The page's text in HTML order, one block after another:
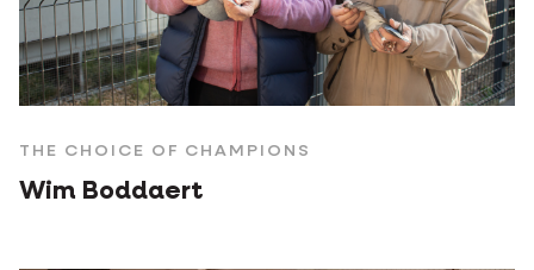
THE CHOICE OF CHAMPIONS
Wim Boddaert